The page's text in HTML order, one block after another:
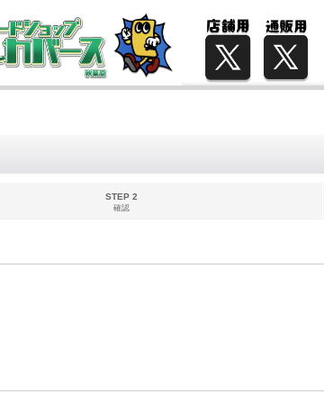
STEP 2
確認